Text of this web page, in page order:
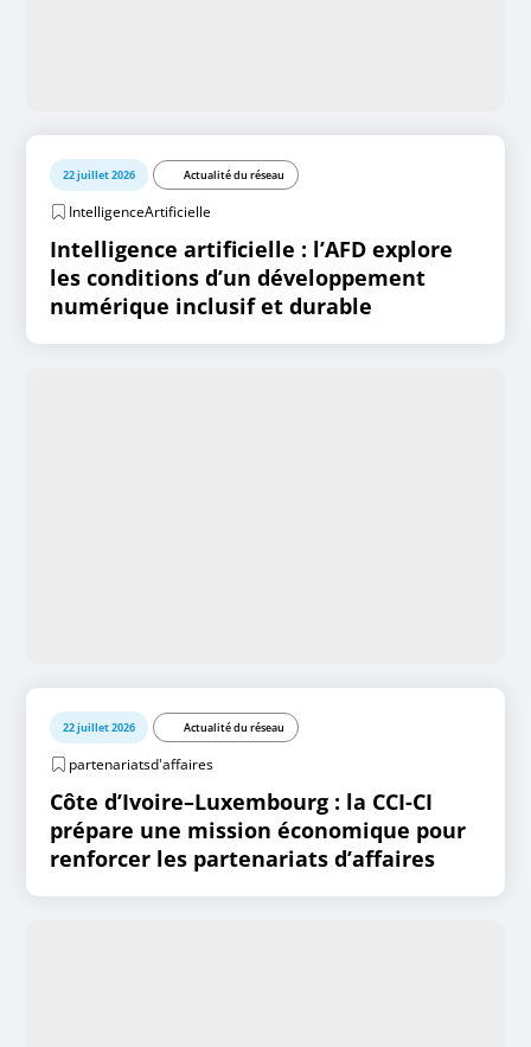
22 juillet 2026 Actualité du réseau
IntelligenceArtificielle
Intelligence artificielle : l’AFD explore
les conditions d’un développement
numérique inclusif et durable
22 juillet 2026 Actualité du réseau
partenariatsd'affaires
Côte d’Ivoire–Luxembourg : la CCI-CI
prépare une mission économique pour
renforcer les partenariats d’affaires